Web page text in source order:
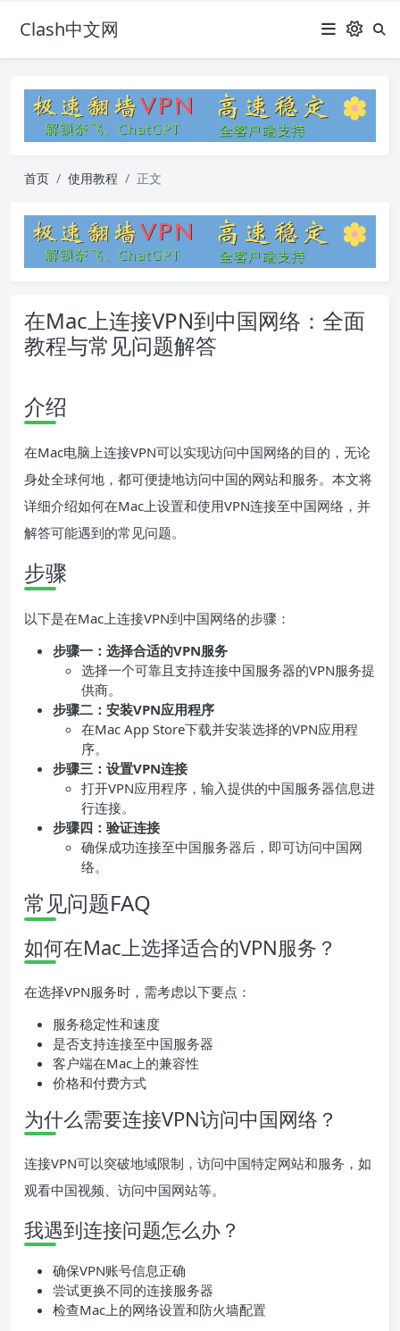
Clash中文网
首页 使用教程 正文
在Mac上连接VPN到中国网络：全面
教程与常见问题解答
介绍
在Mac电脑上连接VPN可以实现访问中国网络的目的，无论
身处全球何地，都可便捷地访问中国的网站和服务。本文将
详细介绍如何在Mac上设置和使用VPN连接至中国网络，并
解答可能遇到的常见问题。
步骤
以下是在Mac上连接VPN到中国网络的步骤：
步骤一：选择合适的VPN服务
选择一个可靠且支持连接中国服务器的VPN服务提
供商。
步骤二：安装VPN应用程序
在Mac App Store下载并安装选择的VPN应用程
序。
步骤三：设置VPN连接
打开VPN应用程序，输入提供的中国服务器信息进
行连接。
步骤四：验证连接
确保成功连接至中国服务器后，即可访问中国网
络。
常见问题FAQ
如何在Mac上选择适合的VPN服务？
在选择VPN服务时，需考虑以下要点：
服务稳定性和速度
是否支持连接至中国服务器
客户端在Mac上的兼容性
价格和付费方式
为什么需要连接VPN访问中国网络？
连接VPN可以突破地域限制，访问中国特定网站和服务，如
观看中国视频、访问中国网站等。
我遇到连接问题怎么办？
确保VPN账号信息正确
尝试更换不同的连接服务器
检查Mac上的网络设置和防火墙配置